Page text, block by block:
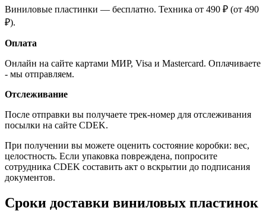
Виниловые пластинки — бесплатно. Техника от 490 ₽ (от 490
₽).
Оплата
Онлайн на сайте картами МИР, Visa и Mastercard. Оплачиваете
- мы отправляем.
Отслеживание
После отправки вы получаете трек-номер для отслеживания
посылки на сайте CDEK.
При получении вы можете оценить состояние коробки: вес,
целостность. Если упаковка повреждена, попросите
сотрудника CDEK составить акт о вскрытии до подписания
документов.
Сроки доставки виниловых пластинок